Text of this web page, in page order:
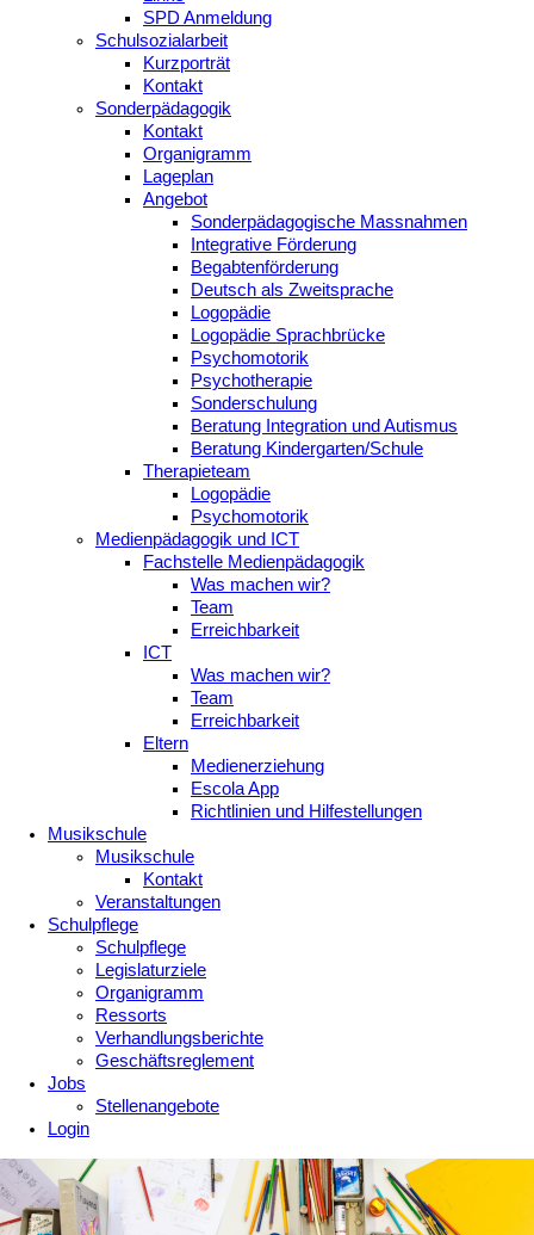
SPD Anmeldung
Schulsozialarbeit
Kurzporträt
Kontakt
Sonderpädagogik
Kontakt
Organigramm
Lageplan
Angebot
Sonderpädagogische Massnahmen
Integrative Förderung
Begabtenförderung
Deutsch als Zweitsprache
Logopädie
Logopädie Sprachbrücke
Psychomotorik
Psychotherapie
Sonderschulung
Beratung Integration und Autismus
Beratung Kindergarten/Schule
Therapieteam
Logopädie
Psychomotorik
Medienpädagogik und ICT
Fachstelle Medienpädagogik
Was machen wir?
Team
Erreichbarkeit
ICT
Was machen wir?
Team
Erreichbarkeit
Eltern
Medienerziehung
Escola App
Richtlinien und Hilfestellungen
Musikschule
Musikschule
Kontakt
Veranstaltungen
Schulpflege
Schulpflege
Legislaturziele
Organigramm
Ressorts
Verhandlungsberichte
Geschäftsreglement
Jobs
Stellenangebote
Login